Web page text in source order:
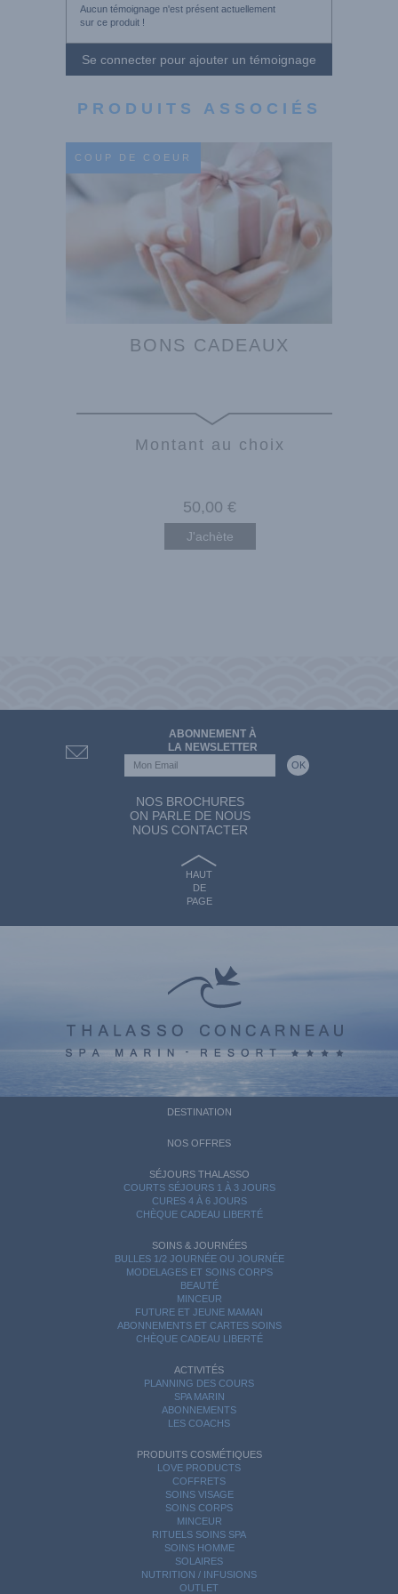
Aucun témoignage n'est présent actuellement
sur ce produit !
Se connecter pour ajouter un témoignage
PRODUITS ASSOCIÉS
COUP DE COEUR
BONS CADEAUX
Montant au choix
50,00 €
J'achète
ABONNEMENT À
LA NEWSLETTER
NOS BROCHURES
ON PARLE DE NOUS
NOUS CONTACTER
HAUT
DE
PAGE
DESTINATION
NOS OFFRES
SÉJOURS THALASSO
COURTS SÉJOURS 1 À 3 JOURS
CURES 4 À 6 JOURS
CHÈQUE CADEAU LIBERTÉ
SOINS & JOURNÉES
BULLES 1/2 JOURNÉE OU JOURNÉE
MODELAGES ET SOINS CORPS
BEAUTÉ
MINCEUR
FUTURE ET JEUNE MAMAN
ABONNEMENTS ET CARTES SOINS
CHÈQUE CADEAU LIBERTÉ
ACTIVITÉS
PLANNING DES COURS
SPA MARIN
ABONNEMENTS
LES COACHS
PRODUITS COSMÉTIQUES
LOVE PRODUCTS
COFFRETS
SOINS VISAGE
SOINS CORPS
MINCEUR
RITUELS SOINS SPA
SOINS HOMME
SOLAIRES
NUTRITION / INFUSIONS
OUTLET